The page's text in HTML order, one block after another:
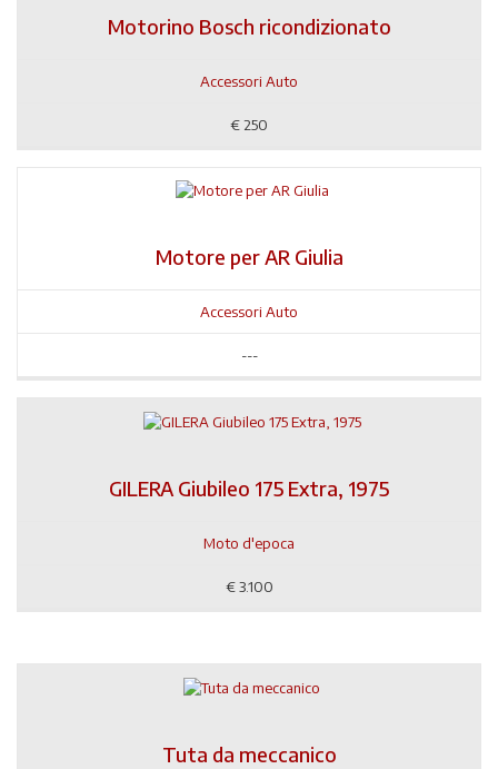
Motorino Bosch ricondizionato
Accessori Auto
€250
Motore per AR Giulia
Accessori Auto
---
GILERA Giubileo 175 Extra, 1975
Moto d'epoca
€ 3.100
Tuta da meccanico